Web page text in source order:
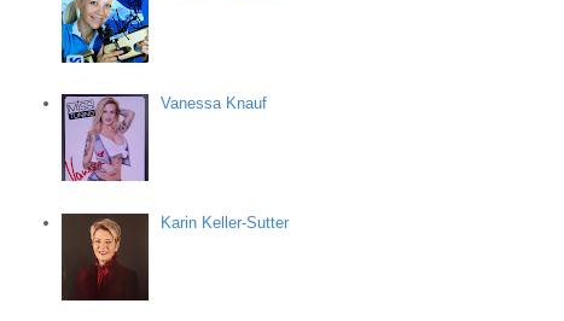
Vanessa Knauf
Karin Keller-Sutter